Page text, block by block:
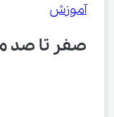
آموزش
صفر تا صد